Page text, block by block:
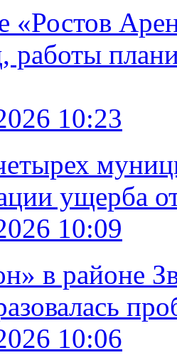
«Ростов
работы
10:23
ущерба
10:09
в районе
10:06